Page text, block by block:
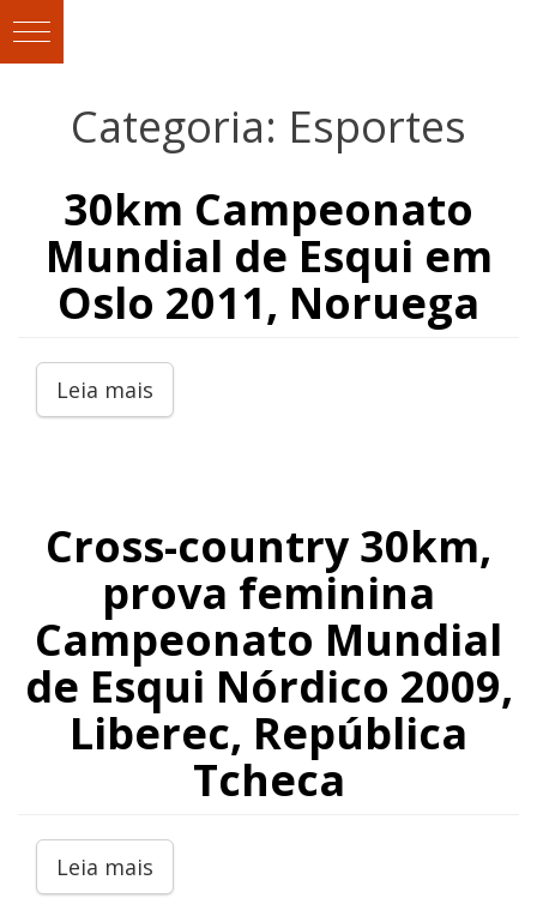
Categoria: Esportes
30km Campeonato
Mundial de Esqui em
Oslo 2011, Noruega
Leia mais
Cross-country 30km,
prova feminina
Campeonato Mundial
de Esqui Nórdico 2009,
Liberec, República
Tcheca
Leia mais